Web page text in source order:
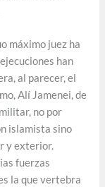
máximo juez ha
han
al parecer, el
Alí Jamenei, de
no por
islamista sino
y exterior.
fuerzas
la que vertebra